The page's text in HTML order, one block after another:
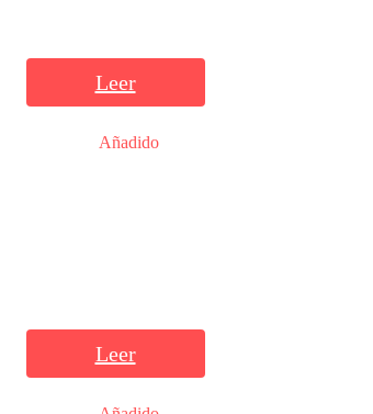
Leer
Añadido
Leer